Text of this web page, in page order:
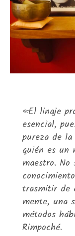
«El linaje
esencial,
pureza de la
quién es un
maestro.
trasmitir de
mente, una
métodos
Rimpoché.